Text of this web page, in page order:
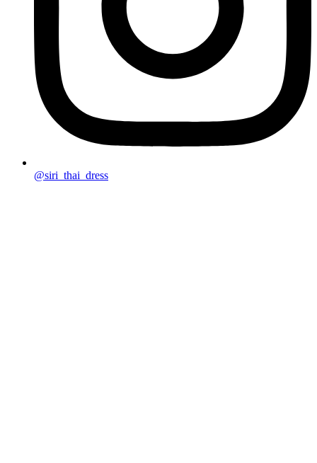
@siri_thai_dress